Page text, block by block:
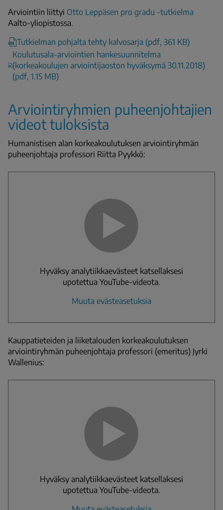
Arviointiin liittyi Otto Leppäsen pro gradu -tutkielma
Aalto-yliopistossa.
Tutkielman pohjalta tehty kalvosarja (pdf, 361 KB)
Koulutusala-arviointien hankesuunnitelma
(korkeakoulujen arviointijaoston hyväksymä 30.11.2018)
(pdf, 1.15 MB)
Arviointiryhmien puheenjohtajien
videot tuloksista
Humanistisen alan korkeakoulutuksen arviointiryhmän
puheenjohtaja professori Riitta Pyykkö:
Hyväksy analytiikkaevästeet katsellaksesi
upotettua YouTube-videota.
Muuta evästeasetuksia
Kauppatieteiden ja liiketalouden korkeakoulutuksen
arviointiryhmän puheenjohtaja professori (emeritus) Jyrki
Wallenius:
Hyväksy analytiikkaevästeet katsellaksesi
upotettua YouTube-videota.